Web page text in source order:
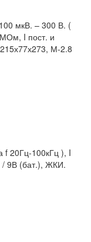
мкВ. – 300 В. (
I пост. и
М-2.8
f 20Гц-100кГц ), I
9В (бат.), ЖКИ.